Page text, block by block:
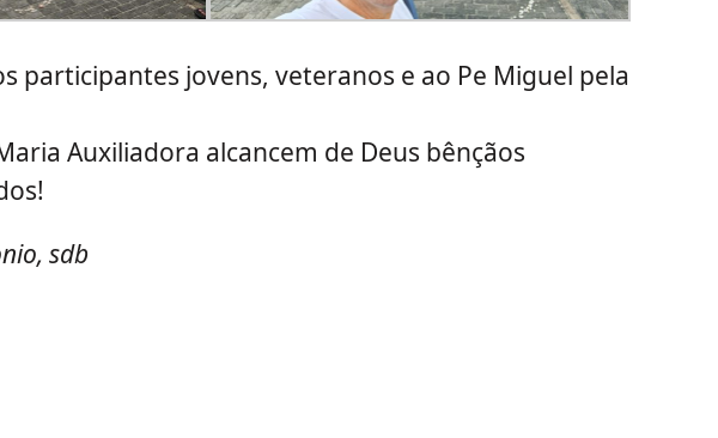
participantes jovens, veteranos e ao Pe Miguel pela
Auxiliadora alcancem de Deus bênçãos
sdb